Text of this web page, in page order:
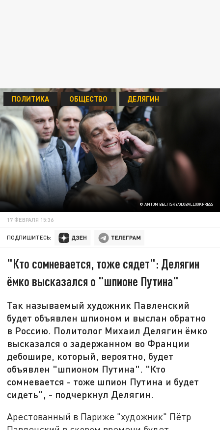
© ANTON BELITSKY/GLOBALLOOKPRESS
ПОЛИТИКА ОБЩЕСТВО ДЕЛЯГИН
17 ФЕВРАЛЯ 15:36
ПОДПИШИТЕСЬ:
"Кто сомневается, тоже сядет": Делягин
ёмко высказался о "шпионе Путина"
Так называемый художник Павленский
будет объявлен шпионом и выслан обратно
в Россию. Политолог Михаил Делягин ёмко
высказался о задержанном во Франции
дебошире, который, вероятно, будет
объявлен "шпионом Путина". "Кто
сомневается - тоже шпион Путина и будет
сидеть", - подчеркнул Делягин.
Арестованный в Париже "художник" Пётр